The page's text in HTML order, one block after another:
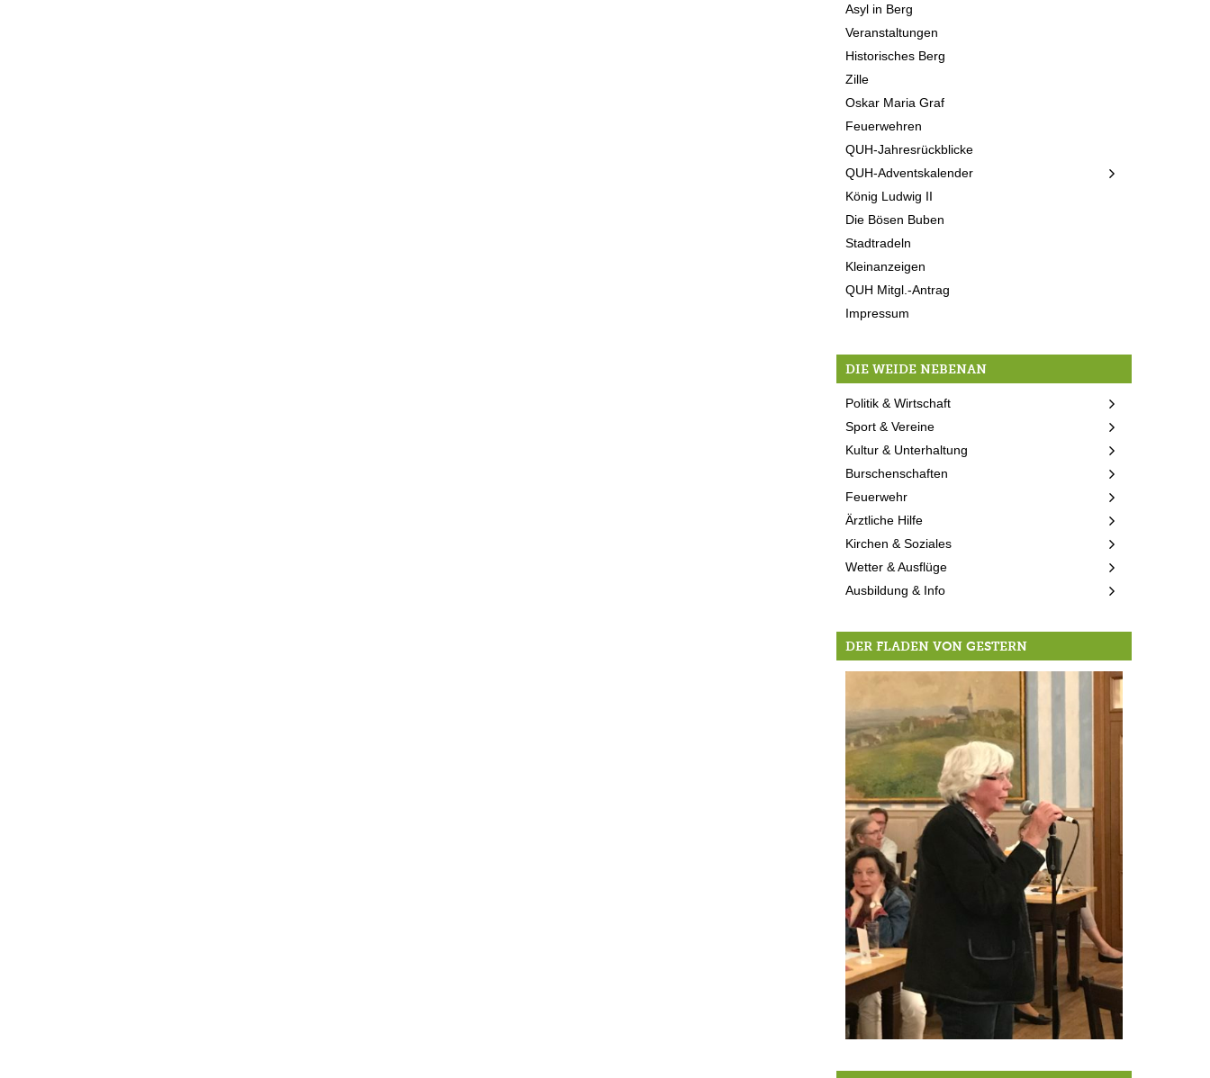
Asyl in Berg
Veranstaltungen
Historisches Berg
Zille
Oskar Maria Graf
Feuerwehren
QUH-Jahresrückblicke
QUH-Adventskalender
König Ludwig II
Die Bösen Buben
Stadtradeln
Kleinanzeigen
QUH Mitgl.-Antrag
Impressum
DIE WEIDE NEBENAN
Politik & Wirtschaft
Sport & Vereine
Kultur & Unterhaltung
Burschenschaften
Feuerwehr
Ärztliche Hilfe
Kirchen & Soziales
Wetter & Ausflüge
Ausbildung & Info
DER FLADEN VON GESTERN